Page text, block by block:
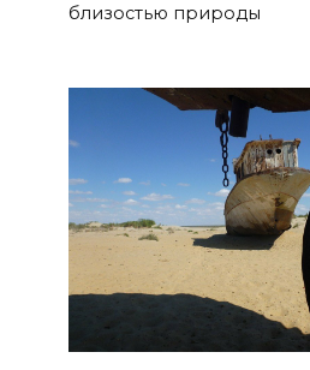
близостью природы